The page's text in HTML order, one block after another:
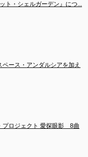
ト・シェルガーデン』につ...
ペース・アンダルシアを加え
プロジェクト 愛探眼影　8曲